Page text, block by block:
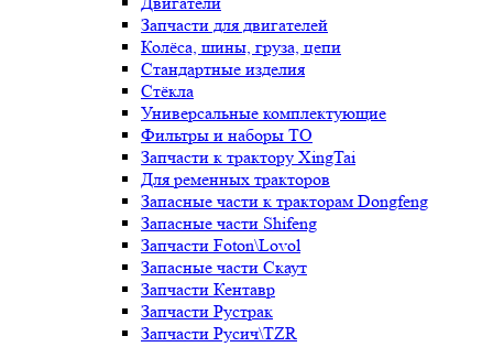
Запчасти для двигателей
Колёса, шины, груза, цепи
Стандартные изделия
Стёкла
Универсальные комплектующие
Фильтры и наборы ТО
Запчасти к трактору XingTai
Для ременных тракторов
Запасные части к тракторам Dongfeng
Запасные части Shifeng
Запчасти Foton\Lovol
Запасные части Скаут
Запчасти Кентавр
Запчасти Рустрак
Запчасти Русич\TZR